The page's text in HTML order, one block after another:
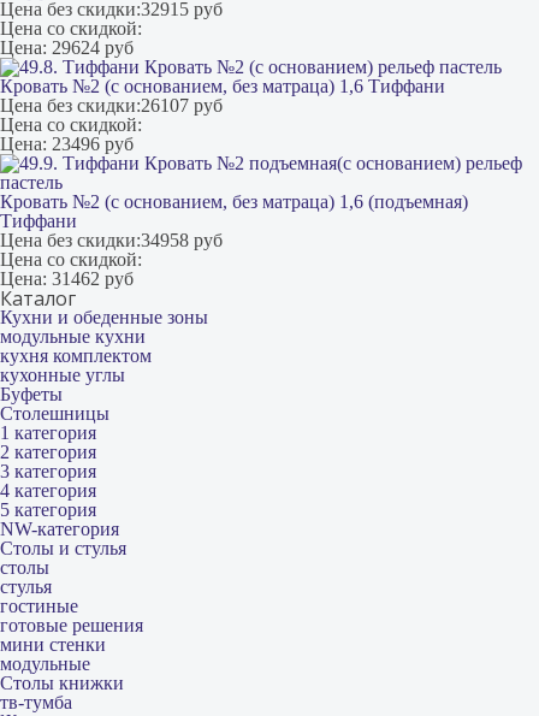
Цена без скидки:32915 руб
Цена со скидкой:
Цена: 29624 руб
Кровать №2 (с основанием, без матраца) 1,6 Тиффани
Цена без скидки:26107 руб
Цена со скидкой:
Цена: 23496 руб
Кровать №2 (с основанием, без матраца) 1,6 (подъемная)
Тиффани
Цена без скидки:34958 руб
Цена со скидкой:
Цена: 31462 руб
Каталог
Кухни и обеденные зоны
модульные кухни
кухня комплектом
кухонные углы
Буфеты
Столешницы
1 категория
2 категория
3 категория
4 категория
5 категория
NW-категория
Столы и стулья
столы
стулья
гостиные
готовые решения
мини стенки
модульные
Столы книжки
тв-тумба